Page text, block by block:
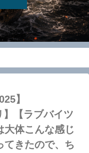
】
】【ラブバイツ
体こんな感じ
てきたので、ち